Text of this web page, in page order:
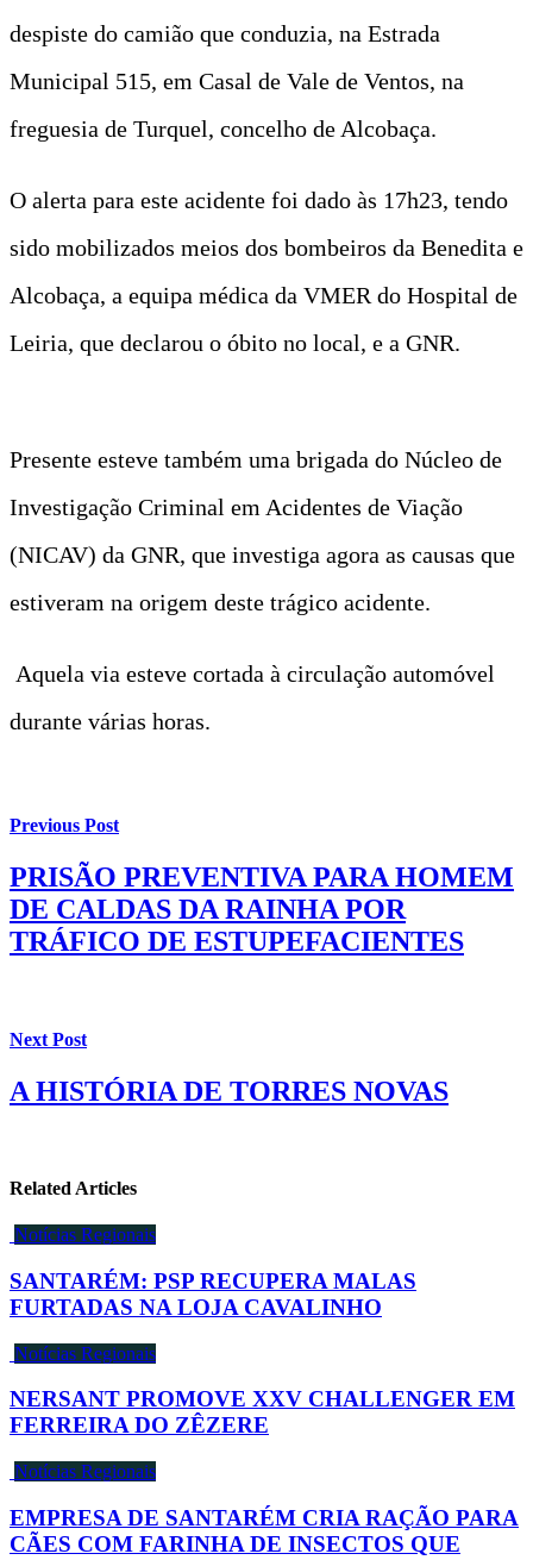
despiste do camião que conduzia, na Estrada
Municipal 515, em Casal de Vale de Ventos, na
freguesia de Turquel, concelho de Alcobaça.
O alerta para este acidente foi dado às 17h23, tendo
sido mobilizados meios dos bombeiros da Benedita e
Alcobaça, a equipa médica da VMER do Hospital de
Leiria, que declarou o óbito no local, e a GNR.
Presente esteve também uma brigada do Núcleo de
Investigação Criminal em Acidentes de Viação
(NICAV) da GNR, que investiga agora as causas que
estiveram na origem deste trágico acidente.
Aquela via esteve cortada à circulação automóvel
durante várias horas.
Previous Post
PRISÃO PREVENTIVA PARA HOMEM
DE CALDAS DA RAINHA POR
TRÁFICO DE ESTUPEFACIENTES
Next Post
A HISTÓRIA DE TORRES NOVAS
Related Articles
Notícias Regionais
SANTARÉM: PSP RECUPERA MALAS
FURTADAS NA LOJA CAVALINHO
Notícias Regionais
NERSANT PROMOVE XXV CHALLENGER EM
FERREIRA DO ZÊZERE
Notícias Regionais
EMPRESA DE SANTARÉM CRIA RAÇÃO PARA
CÃES COM FARINHA DE INSECTOS QUE